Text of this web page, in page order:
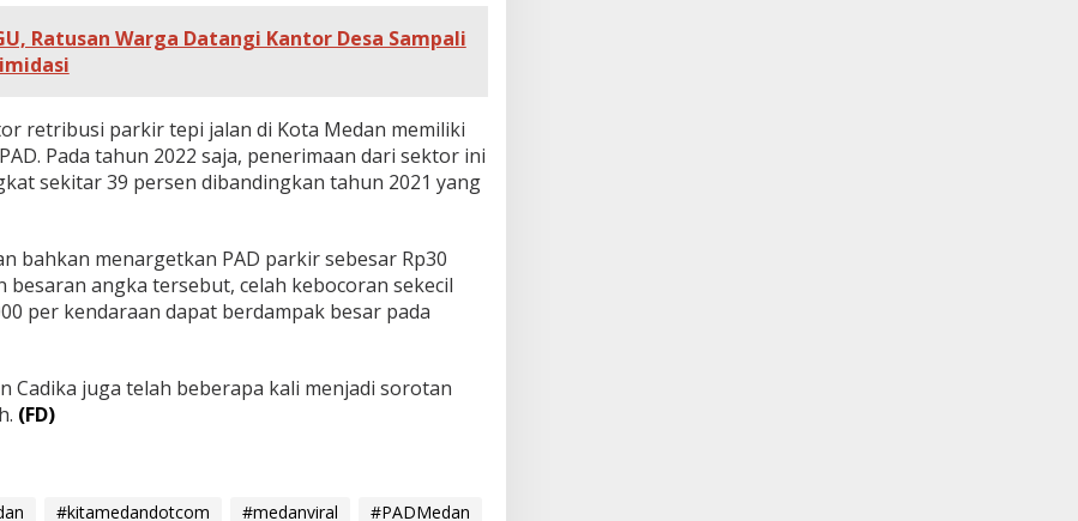
Ratusan Warga Datangi Kantor Desa Sampali
retribusi parkir tepi jalan di Kota Medan memiliki
Pada tahun 2022 saja, penerimaan dari sektor ini
sekitar 39 persen dibandingkan tahun 2021 yang
bahkan menargetkan PAD parkir sebesar Rp30
besaran angka tersebut, celah kebocoran sekecil
per kendaraan dapat berdampak besar pada
Cadika juga telah beberapa kali menjadi sorotan
(FD)
#kitamedandotcom #medanviral
#PADMedan